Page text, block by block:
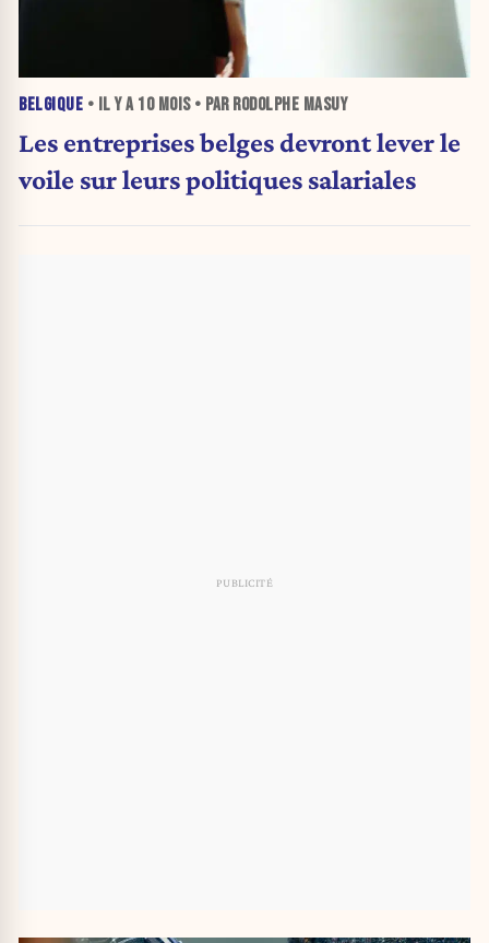
BELGIQUE • IL Y A 10 MOIS• PAR RODOLPHE MASUY
Les entreprises belges devront lever le
voile sur leurs politiques salariales